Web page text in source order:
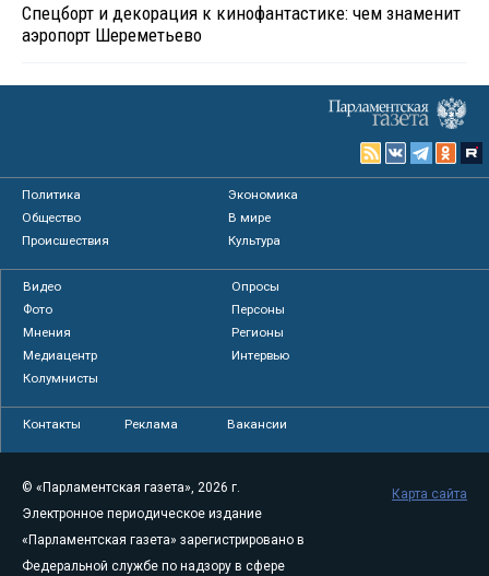
Спецборт и декорация к кинофантастике: чем знаменит
аэропорт Шереметьево
Политика
Экономика
Общество
В мире
Происшествия
Культура
Видео
Опросы
Фото
Персоны
Мнения
Регионы
Медиацентр
Интервью
Колумнисты
Контакты Реклама Вакансии
© «Парламентская газета», 2026 г.
Электронное периодическое издание
«Парламентская газета» зарегистрировано в
Федеральной службе по надзору в сфере
Карта сайта